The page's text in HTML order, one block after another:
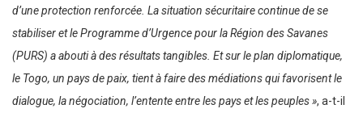
d’une protection renforcée. La situation sécuritaire continue de se
stabiliser et le Programme d’Urgence pour la Région des Savanes
(PURS) a abouti à des résultats tangibles. Et sur le plan diplomatique,
le Togo, un pays de paix, tient à faire des médiations qui favorisent le
dialogue, la négociation, l’entente entre les pays et les peuples », a-t-il